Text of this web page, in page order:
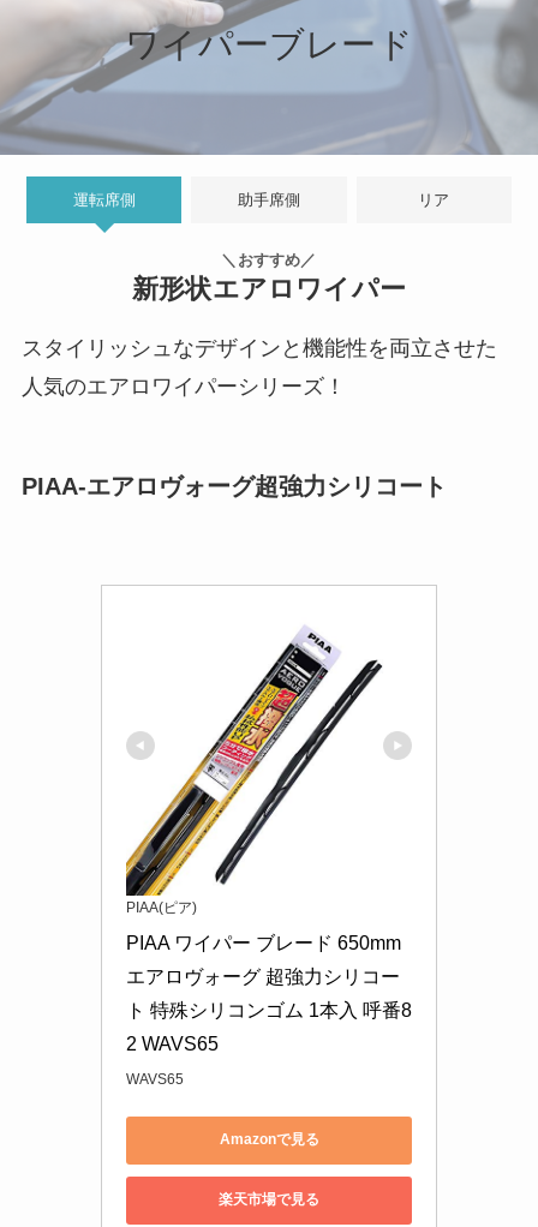
ワイパーブレード
運転席側 助手席側 リア
＼おすすめ／
新形状エアロワイパー
スタイリッシュなデザインと機能性を両立させた
人気のエアロワイパーシリーズ！
PIAA-エアロヴォーグ超強力シリコート
PIAA(ピア)
PIAA ワイパー ブレード 650mm
エアロヴォーグ 超強力シリコー
ト 特殊シリコンゴム 1本入 呼番8
2 WAVS65
WAVS65
Amazonで見る
楽天市場で見る